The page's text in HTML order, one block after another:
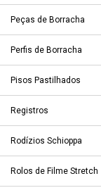
Peças de Borracha
Perfis de Borracha
Pisos Pastilhados
Registros
Rodízios Schioppa
Rolos de Filme Stretch